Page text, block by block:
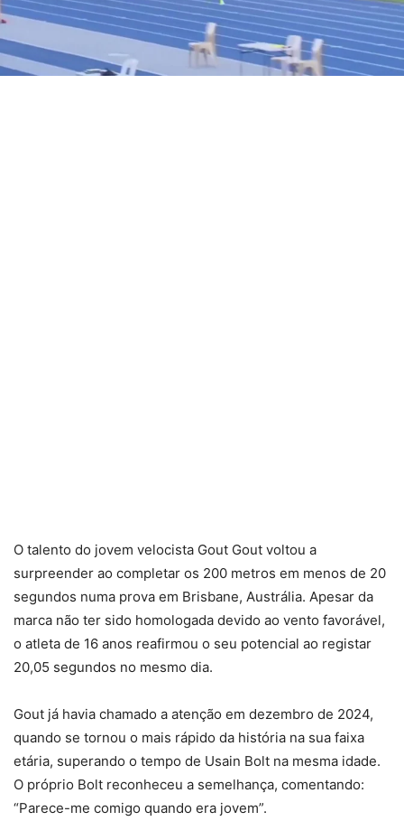
O talento do jovem velocista Gout Gout voltou a
surpreender ao completar os 200 metros em menos de 20
segundos numa prova em Brisbane, Austrália. Apesar da
marca não ter sido homologada devido ao vento favorável,
o atleta de 16 anos reafirmou o seu potencial ao registar
20,05 segundos no mesmo dia.
Gout já havia chamado a atenção em dezembro de 2024,
quando se tornou o mais rápido da história na sua faixa
etária, superando o tempo de Usain Bolt na mesma idade.
O próprio Bolt reconheceu a semelhança, comentando:
“Parece-me comigo quando era jovem”.